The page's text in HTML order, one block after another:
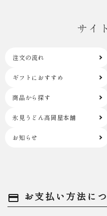
サイ
注文の流れ
ギフトにおすすめ
商品から探す
氷見うどん高岡屋本舗
お知らせ
payment お支払い方法に